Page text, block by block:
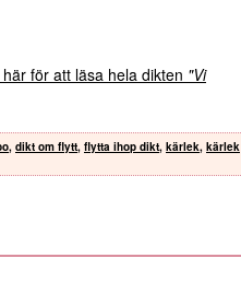
här för att läsa hela dikten "Vi
, dikt om flytt, flytta ihop dikt, kärlek, kärlek